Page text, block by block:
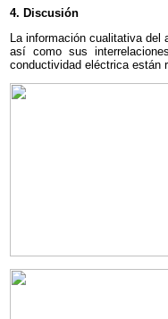
4. Discusión
La información cualitativa del
así como sus
conductividad eléctrica están